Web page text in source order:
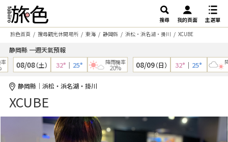
搜尋 我的頁面
主選單
旅色首頁
搜尋觀光休閒場所 東海 静岡縣 浜松・浜名湖・掛川 XCUBE
静岡縣 一週天氣預報
08/08（土） 32°｜25° 降雨機率
20% 08/09（日） 32°｜ 25° 降
静岡縣｜浜松・浜名湖・掛川
XCUBE